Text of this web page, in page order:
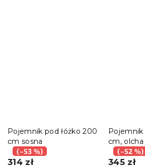
Pojemnik pod łóżko 200
cm sosna
(–53 %)
314 zł
Pojemnik
cm, olcha
(–52 %)
345 zł